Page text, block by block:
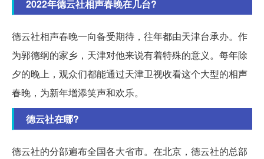
2022年德云社相声春晚在几台?
德云社相声春晚一向备受期待，往年都由天津台承办。作
为郭德纲的家乡，天津对他来说有着特殊的意义。每年除
夕的晚上，观众们都能通过天津卫视收看这个大型的相声
春晚，为新年增添笑声和欢乐。
德云社在哪?
德云社的分部遍布全国各大省市。在北京，德云社的总部